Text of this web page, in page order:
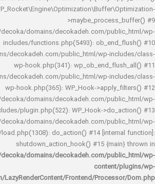
/home/decoka/domains/decokadeh.com/
includes/functions.php(5493):
domains/decokadeh.com/public_html/wp-
wp-hook.php(341):
domains/decokadeh.com/public_html/wp-
wp-hook.php(365): WP_Hook-
/home/decoka/domains/decokadeh.com/
includes/plugin.php(522): WP_Hook-
/home/decoka/domains/decokadeh.com/
includes/load.php(1308): do_action() #14
shutdown_action_hook() #15
/home/decoka/domains/decokadeh.com/
LazyRenderContent/Frontend/